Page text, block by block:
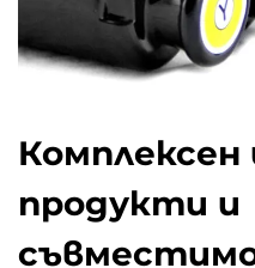
Комплексен
продукти и